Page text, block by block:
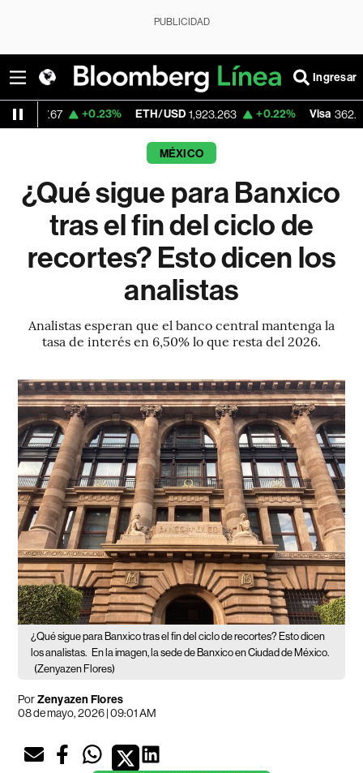
PUBLICIDAD
Ingresar
+0.23% ETH/USD 1,923.263 +0.22% Visa 362.50 -2.15%
MÉXICO
¿Qué sigue para Banxico
tras el fin del ciclo de
recortes? Esto dicen los
analistas
Analistas esperan que el banco central mantenga la
tasa de interés en 6,50% lo que resta del 2026.
¿Qué sigue para Banxico tras el fin del ciclo de recortes? Esto dicen
los analistas. En la imagen, la sede de Banxico en Ciudad de México.
(Zenyazen Flores)
PorZenyazen Flores
08 de mayo, 2026 | 09:01 AM